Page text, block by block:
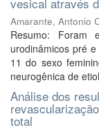
Amarante, Antonio
Resumo: Foram
urodinâmicos pré
11 do sexo
neurogênica de
Análise dos
total